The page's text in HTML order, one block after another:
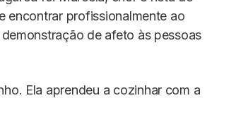
encontrar profissionalmente ao
de afeto às pessoas
Ela aprendeu a cozinhar com a